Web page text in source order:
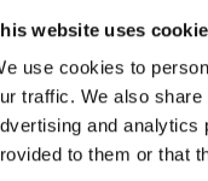
website uses
use cookies to
traffic. We also
and analytics
to them or that